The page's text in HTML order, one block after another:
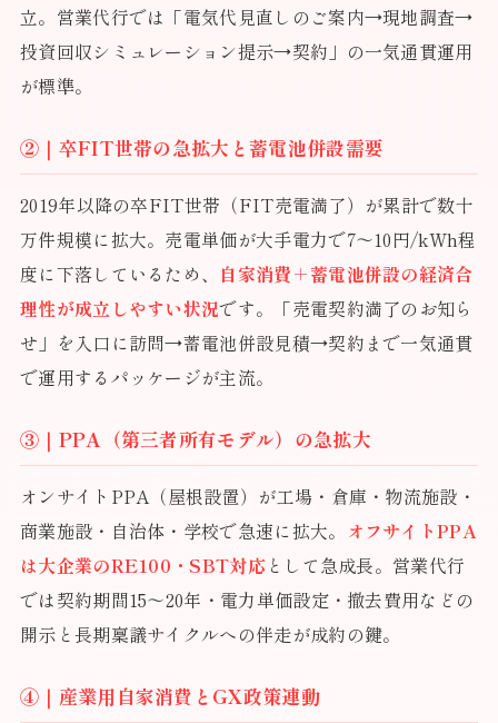
立。営業代行では「電気代見直しのご案内→現地調査→
投資回収シミュレーション提示→契約」の一気通貫運用
が標準。
②｜卒FIT世帯の急拡大と蓄電池併設需要
2019年以降の卒FIT世帯（FIT売電満了）が累計で数十
万件規模に拡大。売電単価が大手電力で7〜10円/kWh程
度に下落しているため、 自家消費＋蓄電池併設の経済合
理性が成立しやすい状況です。「売電契約満了のお知ら
せ」を入口に訪問→蓄電池併設見積→契約まで一気通貫
で運用するパッケージが主流。
③｜PPA（第三者所有モデル）の急拡大
オンサイトPPA（屋根設置）が工場・倉庫・物流施設・
商業施設・自治体・学校で急速に拡大。 オフサイトPPA
は大企業のRE100・SBT対応として急成長。営業代行
では契約期間15〜20年・電力単価設定・撤去費用などの
開示と長期稟議サイクルへの伴走が成約の鍵。
④｜産業用自家消費とGX政策連動